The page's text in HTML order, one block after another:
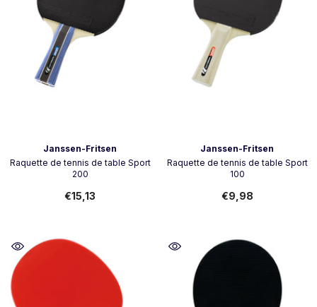
Vendeur:Janssen-Fritsen
Raquette de tennis de table Sport
200
€15,13
Vendeur:Janssen-Fritsen
Raquette de tennis de table Sport
100
€9,98